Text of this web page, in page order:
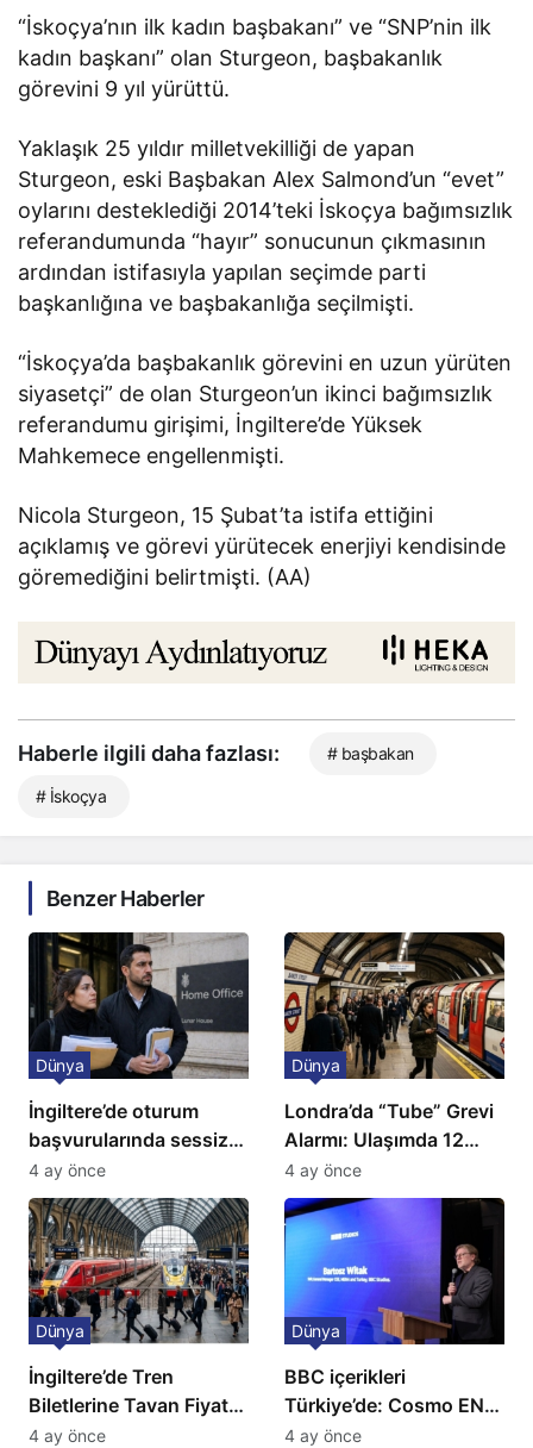
“İskoçya’nın ilk kadın başbakanı” ve “SNP’nin ilk
kadın başkanı” olan Sturgeon, başbakanlık
görevini 9 yıl yürüttü.
Yaklaşık 25 yıldır milletvekilliği de yapan
Sturgeon, eski Başbakan Alex Salmond’un “evet”
oylarını desteklediği 2014’teki İskoçya bağımsızlık
referandumunda “hayır” sonucunun çıkmasının
ardından istifasıyla yapılan seçimde parti
başkanlığına ve başbakanlığa seçilmişti.
“İskoçya’da başbakanlık görevini en uzun yürüten
siyasetçi” de olan Sturgeon’un ikinci bağımsızlık
referandumu girişimi, İngiltere’de Yüksek
Mahkemece engellenmişti.
Nicola Sturgeon, 15 Şubat’ta istifa ettiğini
açıklamış ve görevi yürütecek enerjiyi kendisinde
göremediğini belirtmişti. (AA)
Haberle ilgili daha fazlası: # başbakan
# İskoçya
Benzer Haberler
İngiltere’de oturum
başvurularında sessiz
kriz: Büyükelçilikten
açıklama!
Dünya
4 ay önce
Londra’da “Tube” Grevi
Alarmı: Ulaşımda 12
Günlük Kaos Kapıda
Dünya
4 ay önce
İngiltere’de Tren
Biletlerine Tavan Fiyat:
Ulaşımda Yeni
Dünya
4 ay önce
BBC içerikleri
Türkiye’de: Cosmo EN
ve BBC Player yayında
Dünya
4 ay önce